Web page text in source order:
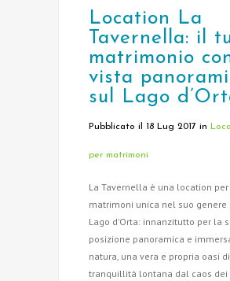
Location La
Tavernella: il
matrimonio
vista
sul Lago
Pubblicato il 18 Lug 2017 in
per matrimoni
La Tavernella è una location per
matrimoni unica nel suo genere
Lago d’Orta: innanzitutto per la
posizione panoramica e
natura, una vera e propria oasi di
tranquillità lontana dal caos dei